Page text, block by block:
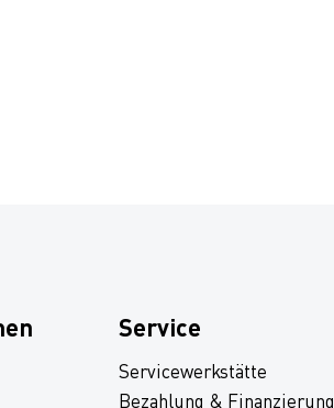
Service
Servicewerkstätte
Bezahlung & Finanzierung